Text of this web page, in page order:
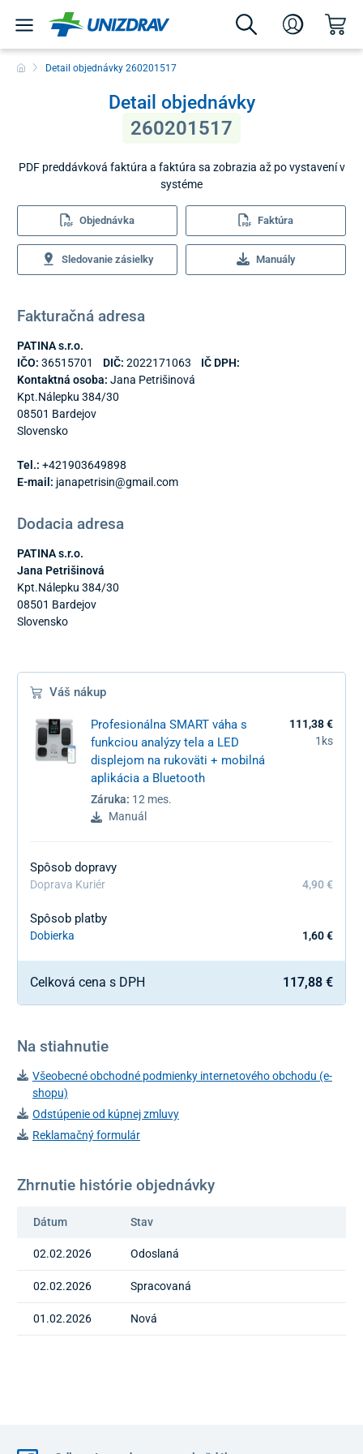
Detail objednávky 260201517
Detail objednávky
260201517
PDF preddávková faktúra a faktúra sa zobrazia až po vystavení v
systéme
Objednávka Faktúra
Sledovanie zásielky Manuály
Fakturačná adresa
PATINA s.r.o.
IČO: 36515701 DIČ: 2022171063 IČ DPH:
Kontaktná osoba: Jana Petrišinová
Kpt.Nálepku 384/30
08501 Bardejov
Slovensko
Tel.: +421903649898
E-mail: janapetrisin@gmail.com
Dodacia adresa
PATINA s.r.o.
Jana Petrišinová
Kpt.Nálepku 384/30
08501 Bardejov
Slovensko
Váš nákup
Profesionálna SMART váha s
funkciou analýzy tela a LED
displejom na rukoväti + mobilná
aplikácia a Bluetooth
111,38 €
1ks
Záruka: 12 mes.
Manuál
Spôsob dopravy
Doprava Kuriér 4,90 €
Spôsob platby
Dobierka 1,60 €
Celková cena s DPH 117,88 €
Na stiahnutie
Všeobecné obchodné podmienky internetového obchodu (e-
shopu)
Odstúpenie od kúpnej zmluvy
Reklamačný formulár
Zhrnutie histórie objednávky
Dátum Stav
02.02.2026 Odoslaná
02.02.2026 Spracovaná
01.02.2026 Nová